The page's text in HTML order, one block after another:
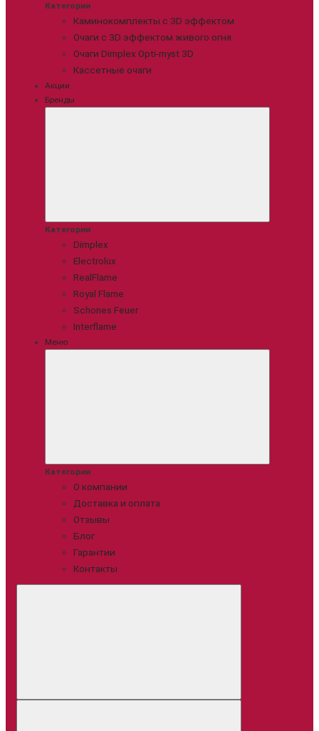
Категории
Каминокомплекты с 3D эффектом
Очаги с 3D эффектом живого огня
Очаги Dimplex Opti-myst 3D
Кассетные очаги
Акции
Бренды
Категории
Dimplex
Electrolux
RealFlame
Royal Flame
Schones Feuer
Interflame
Меню
Категории
О компании
Доставка и оплата
Отзывы
Блог
Гарантии
Контакты